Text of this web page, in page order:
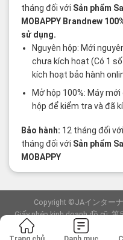
tháng đối với Sản phẩm
MOBAPPY Brandnew
sử dụng.
Nguyên hộp: Mới
chưa kích hoạt (Có 1
kích hoạt bảo hành
Mở hộp 100%: Máy
hộp để kiểm tra và đã
Bảo hành: 12 tháng đối với
tháng đối với Sản phẩm
MOBAPPY
Copyright ©JAインター
Giấy phép kinh doanh đồ cũ:
viễn